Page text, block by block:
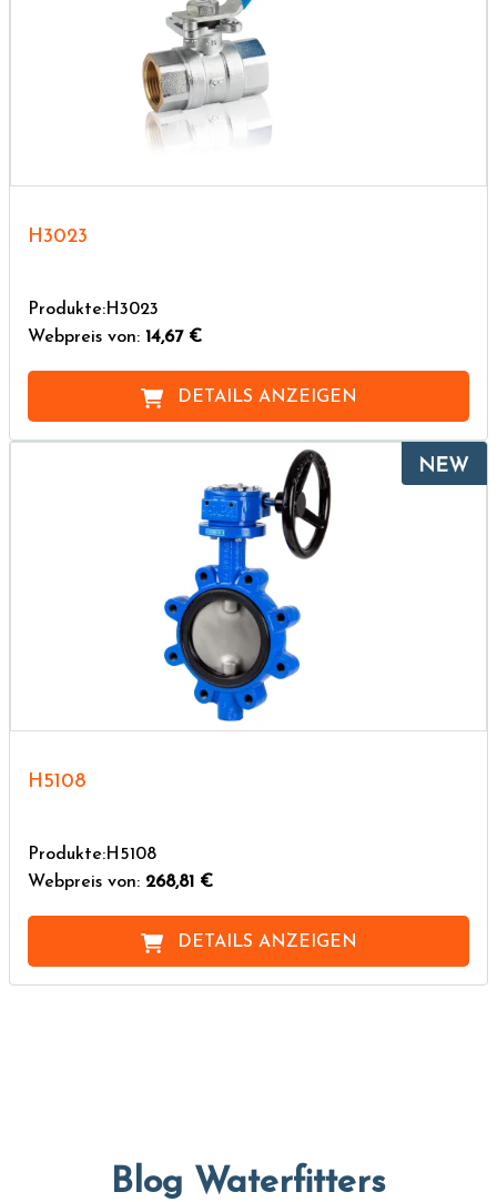
H3023
Produkte:H3023
Webpreis von: 14,67 €
DETAILS ANZEIGEN
H5108
Produkte:H5108
Webpreis von: 268,81 €
DETAILS ANZEIGEN
Blog Waterfitters